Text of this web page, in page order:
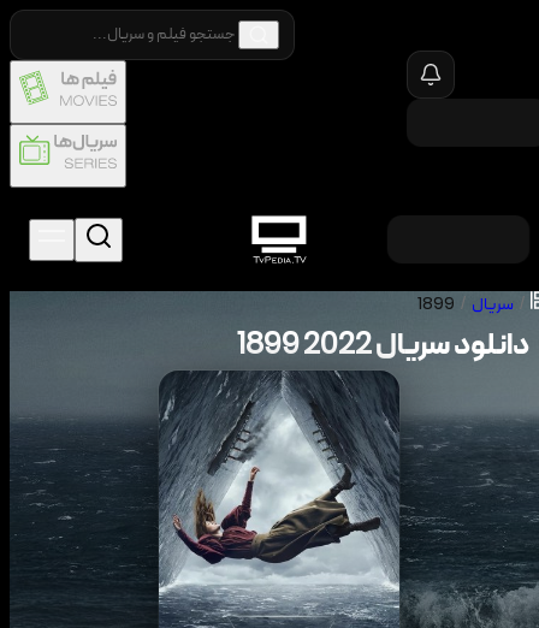
/ سریال /
1899
دانلود سریال2022
1899